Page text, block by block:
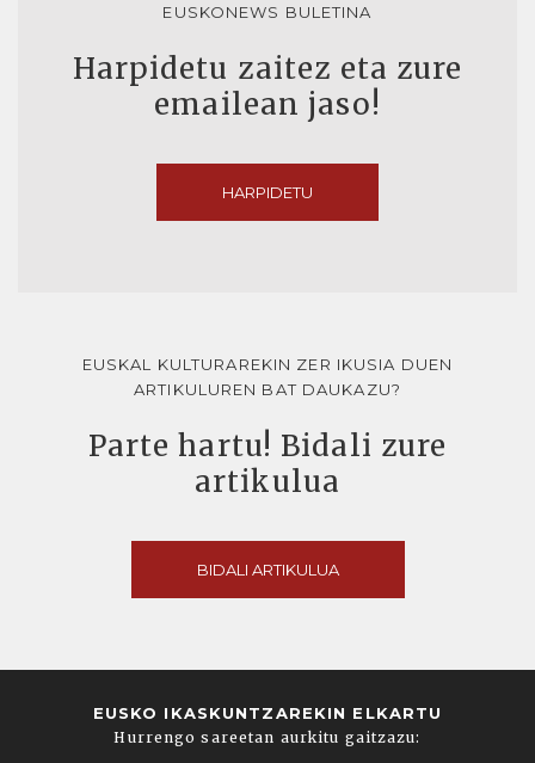
EUSKONEWS BULETINA
Harpidetu zaitez eta zure
emailean jaso!
HARPIDETU
EUSKAL KULTURAREKIN ZER IKUSIA DUEN
ARTIKULUREN BAT DAUKAZU?
Parte hartu! Bidali zure
artikulua
BIDALI ARTIKULUA
EUSKO IKASKUNTZAREKIN ELKARTU
Hurrengo sareetan aurkitu gaitzazu: